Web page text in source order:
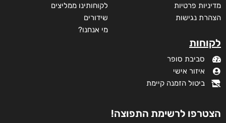
מדיניות פרטיות
הצהרת נגישות
לקוחות
סביבת סופר
איזור אישי
ביטול הזמנה קיימת
לקוחותינו ממליצים
שידורים
מי אנחנו?
הצטרפו לרשימת התפוצה!